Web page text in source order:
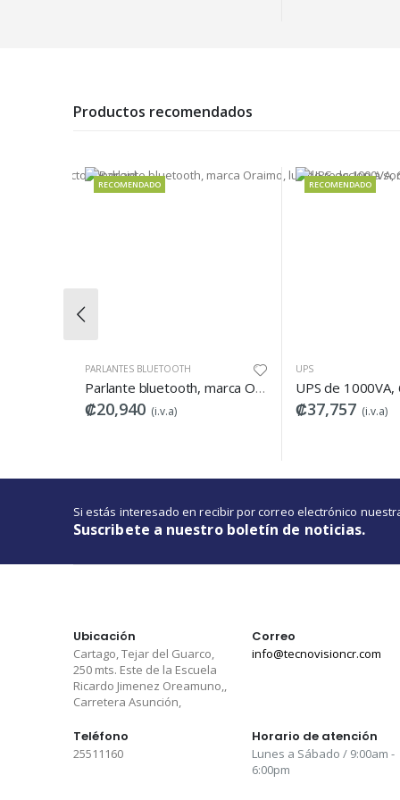
Productos recomendados
Parlante bluetooth, marca Oraimo, luz de reaccion a sonido, contra agua
RECOMENDADO
UPS
UPS de 1000VA, 600W, marca Hikvision
₡37,757
RECOMENDADO
₡13,800
Si estás interesado en recibir por correo electrónico
Suscribete a nuestro boletín de noticias.
Ubicación
Cartago, Tejar del Guarco,
250 mts. Este de la Escuela
Ricardo Jimenez Oreamuno,,
Carretera Asunción,
Correo
info@tecnovisioncr.com
Teléfono
25511160
Horario de atención
Lunes a Sábado / 9:00am -
6:00pm